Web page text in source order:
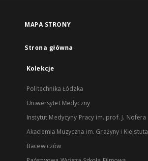
MAPA STRONY
Strona główna
Kolekcje
Politechnika Łódzka
Uniwersytet Medyczny
Instytut Medycyny Pracy im. prof. J. Nofera
Akademia Muzyczna im. Grażyny i Kiejstuta
Bacewiczów